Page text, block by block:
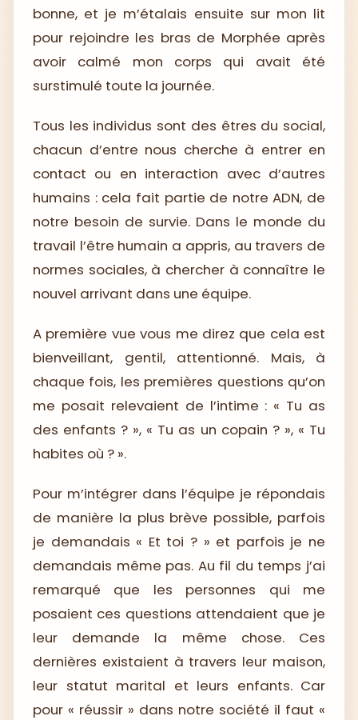
bonne, et je m’étalais ensuite sur mon lit
pour rejoindre les bras de Morphée après
avoir calmé mon corps qui avait été
surstimulé toute la journée.
Tous les individus sont des êtres du social,
chacun d’entre nous cherche à entrer en
contact ou en interaction avec d’autres
humains : cela fait partie de notre ADN, de
notre besoin de survie. Dans le monde du
travail l’être humain a appris, au travers de
normes sociales, à chercher à connaître le
nouvel arrivant dans une équipe.
A première vue vous me direz que cela est
bienveillant, gentil, attentionné. Mais, à
chaque fois, les premières questions qu’on
me posait relevaient de l’intime : « Tu as
des enfants ? », « Tu as un copain ? », « Tu
habites où ? ».
Pour m’intégrer dans l’équipe je répondais
de manière la plus brève possible, parfois
je demandais « Et toi ? » et parfois je ne
demandais même pas. Au fil du temps j’ai
remarqué que les personnes qui me
posaient ces questions attendaient que je
leur demande la même chose. Ces
dernières existaient à travers leur maison,
leur statut marital et leurs enfants. Car
pour « réussir » dans notre société il faut «